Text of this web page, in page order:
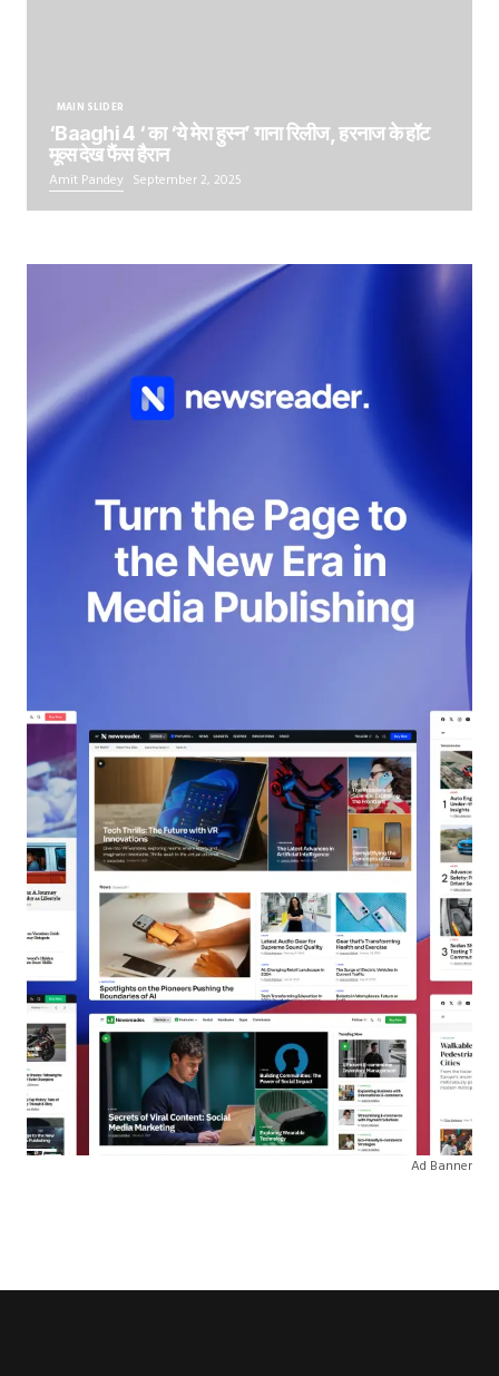
MAIN SLIDER
‘Baaghi 4 ‘ का ‘ये मेरा हुस्न’ गाना रिलीज, हरनाज के हॉट
मूव्स देख फैंस हैरान
Amit Pandey September 2, 2025
Ad Banner